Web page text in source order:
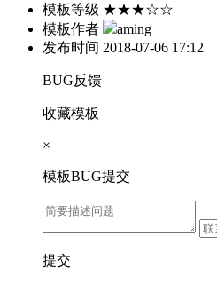
模板等级 ★★★☆☆
模板作者
aming
发布时间 2018-07-06 17:12
BUG反馈
收藏模板
×
模板BUG提交
提交